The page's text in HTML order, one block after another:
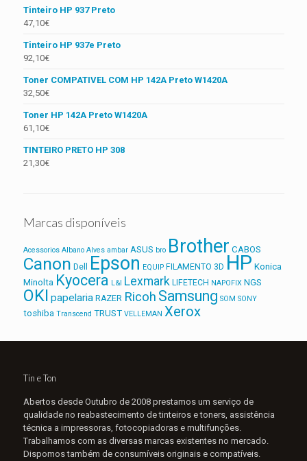
Tinteiro HP 937 Preto
47,10€
Tinteiro HP 937e Preto
92,10€
Toner COMPATIVEL COM HP 142A Preto W1420A
32,50€
Toner HP 142A Preto W1420A
61,10€
TINTEIRO PRETO HP 308
21,30€
Marcas disponíveis
Acessorios Albano Alves ambar ASUS bro Brother CABOS
Canon Dell Epson EQUIP FILAMENTO 3D HP Konica
Minolta Kyocera L&I Lexmark LIFETECH NAPOFIX NGS
OKI papelaria RAZER Ricoh Samsung SOM SONY
toshiba Transcend TRUST VELLEMAN Xerox
Tin e Ton
Abertos desde Outubro de 2008 prestamos um serviço de
qualidade no reabastecimento de tinteiros e toners, assistência
técnica a impressoras, fotocopiadoras e multifunções.
Trabalhamos com as diversas marcas existentes no mercado.
Dispomos também de consumíveis originais e compatíveis.